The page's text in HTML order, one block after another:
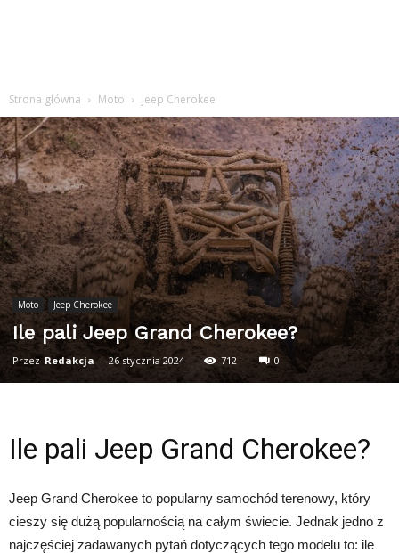
Strona główna Moto Jeep Cherokee
Moto Jeep Cherokee
Ile pali Jeep Grand Cherokee?
Przez Redakcja - 26 stycznia 2024 712 0
Ile pali Jeep Grand Cherokee?
Jeep Grand Cherokee to popularny samochód terenowy, który
cieszy się dużą popularnością na całym świecie. Jednak jedno z
najczęściej zadawanych pytań dotyczących tego modelu to: ile